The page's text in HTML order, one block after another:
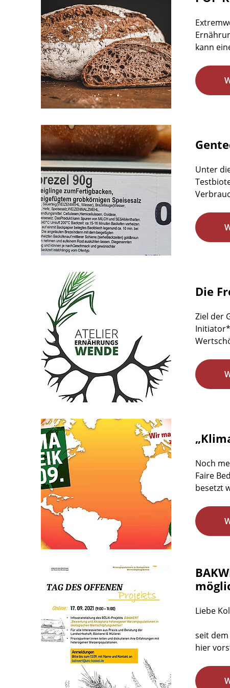
kann
Unter
Die
Ziel der
Noch
Faire
besetzt
Liebe
seit
hier